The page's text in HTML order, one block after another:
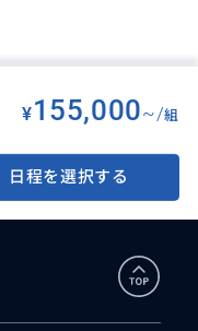
¥155,000~/組
日程を選択する
賞(5G Wifi付、LINE相談サ
ビデオ差し上げます)2泊3日